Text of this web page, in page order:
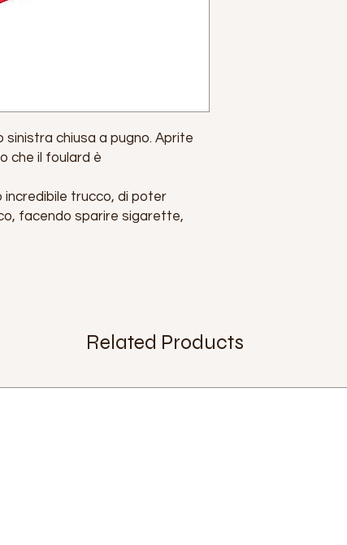
sinistra chiusa a pugno. Aprite
che il foulard è
incredibile trucco, di poter
facendo sparire sigarette,
Related Products